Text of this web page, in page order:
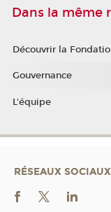
Dans la même
Découvrir la
Gouvernance
L'équipe
RÉSEAUX SOCIAUX